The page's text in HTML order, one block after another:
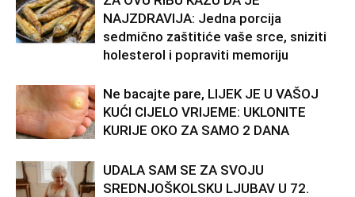
NAJZDRAVIJA: Jedna porcija
sedmično zaštitiće vaše srce, sniziti
holesterol i popraviti memoriju
Ne bacajte pare, LIJEK JE U VAŠOJ
KUĆI CIJELO VRIJEME: UKLONITE
KURIJE OKO ZA SAMO 2 DANA
UDALA SAM SE ZA SVOJU
SREDNJOŠKOLSKU LJUBAV U 72.